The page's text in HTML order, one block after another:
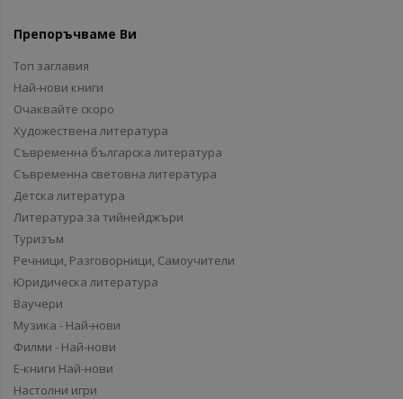
Препоръчваме Ви
Топ заглавия
Най-нови книги
Очаквайте скоро
Художествена литература
Съвременна българска литература
Съвременна световна литература
Детска литература
Литература за тийнейджъри
Туризъм
Речници, Разговорници, Самоучители
Юридическа литература
Ваучери
Музика - Най-нови
Филми - Най-нови
Е-книги Най-нови
Настолни игри